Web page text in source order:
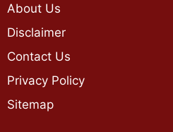
About Us
Disclaimer
Contact Us
Privacy Policy
Sitemap